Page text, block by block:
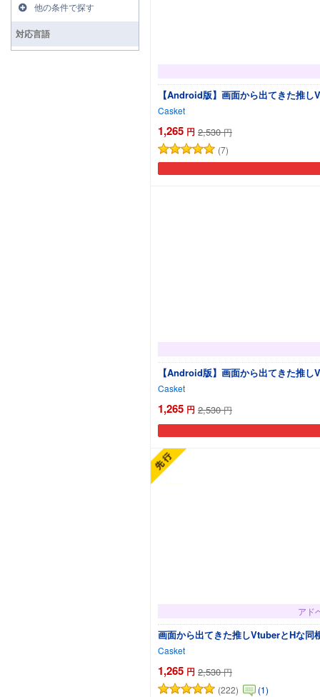
【Android版】画面から出てきた推
Casket
1,265 円 2,530 円
(7)
【Android版】画面から出てきた推
Casket
1,265 円 2,530 円
アド
画面から出てきた推しVtuberとHな同
Casket
1,265 円 2,530 円
(222)
(1)
他の条件で探す
対応言語